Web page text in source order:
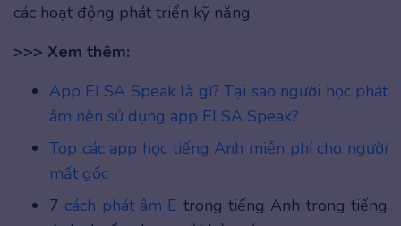
các hoạt động phát triển kỹ năng.
>>> Xem thêm:
App ELSA Speak là gì? Tại sao người học phát
âm nên sử dụng app ELSA Speak?
Top các app học tiếng Anh miễn phí cho người
mất gốc
7 cách phát âm E trong tiếng Anh trong tiếng